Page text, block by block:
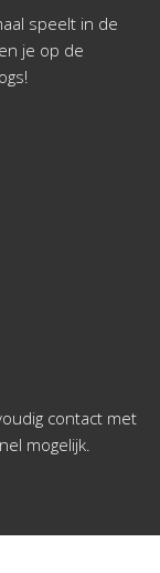
speelt in de
je op de
contact met
mogelijk.